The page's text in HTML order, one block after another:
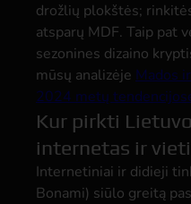
drožlių plokštės;
atsparų MDF. Taip pat
sezonines dizaino
mūsų analizėje Mados
2024 metų
Kur pirkti
internetas ir
Internetiniai ir didieji
Bonami) siūlo greitą